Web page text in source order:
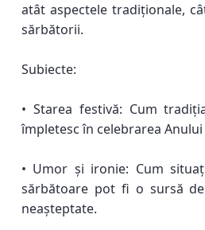
atât aspectele tradiționale,
sărbătorii.
Subiecte:
• Starea festivă: Cum
împletesc în celebrarea Anului
• Umor și ironie: Cum
sărbătoare pot fi o sursă
neașteptate.